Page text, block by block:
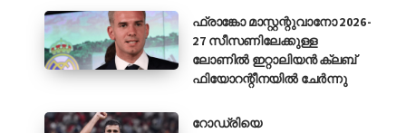
ഫ്രാങ്കോ മാസ്റ്റന്റുവാനോ 2026-
27 സീസണിലേക്കുള്ള
ലോണിൽ ഇറ്റാലിയൻ ക്ലബ്
ഫിയോറന്റീനയിൽ ചേർന്നു
റോഡ്രിയെ